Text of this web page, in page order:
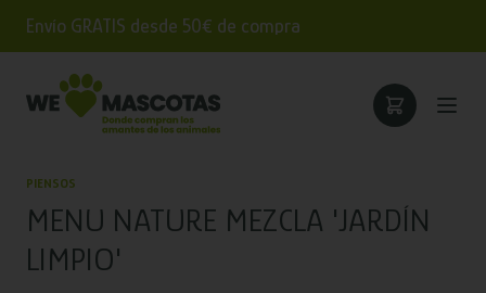
Envío GRATIS desde 50€ de compra
PIENSOS
MENU NATURE MEZCLA 'JARDÍN
LIMPIO'